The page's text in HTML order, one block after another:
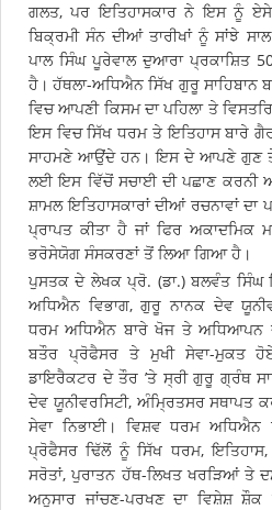
ਗਲਤ, ਪਰ ਇਤਿਹਾਸਕਾਰ ਨੇ ਇਸ ਨੂੰ
ਬਿਕ੍ਰਮੀ ਸੰਨ ਦੀਆਂ ਤਾਰੀਖਾਂ ਨੂੰ ਸਾਂਝੇ
ਪਾਲ ਸਿੰਘ ਪੂਰੇਵਾਲ ਦੁਆਰਾ ਪ੍ਰਕਾਸ਼ਿਤ
ਹੈ। ਹੱਥਲਾ-ਅਧਿਐਨ ਸਿੱਖ ਗੁਰੂ ਸਾਹਿਬਾਨ
ਵਿਚ ਆਪਣੀ ਕਿਸਮ ਦਾ ਪਹਿਲਾ ਤੇ
ਇਸ ਵਿਚ ਸਿੱਖ ਧਰਮ ਤੇ ਇਤਿਹਾਸ ਬਾਰੇ
ਸਾਹਮਣੇ ਆਉਂਦੇ ਹਨ। ਇਸ ਦੇ ਆਪਣੇ ਗੁਣ
ਲਈ ਇਸ ਵਿੱਚੋਂ ਸਚਾਈ ਦੀ ਪਛਾਣ ਕਰਨੀ
ਸ਼ਾਮਲ ਇਤਿਹਾਸਕਾਰਾਂ ਦੀਆਂ ਰਚਨਾਵਾਂ
ਪ੍ਰਾਪਤ ਕੀਤਾ ਹੈ ਜਾਂ ਫਿਰ ਅਕਾਦਮਿਕ
ਭਰੋਸੇਯੋਗ ਸੰਸਕਰਣਾਂ ਤੋਂ ਲਿਆ ਗਿਆ ਹੈ।
ਪੁਸਤਕ ਦੇ ਲੇਖਕ ਪ੍ਰੋ. (ਡਾ.) ਬਲਵੰਤ ਸਿੰਘ
ਅਧਿਐਨ ਵਿਭਾਗ, ਗੁਰੂ ਨਾਨਕ ਦੇਵ
ਧਰਮ ਅਧਿਐਨ ਬਾਰੇ ਖੋਜ ਤੇ ਅਧਿਆਪਨ
ਬਤੌਰ ਪ੍ਰੋਫੈਸਰ ਤੇ ਮੁਖੀ ਸੇਵਾ-ਮੁਕਤ
ਡਾਇਰੈਕਟਰ ਦੇ ਤੌਰ ’ਤੇ ਸ੍ਰੀ ਗੁਰੂ ਗ੍ਰੰਥ
ਦੇਵ ਯੂਨੀਵਰਸਿਟੀ, ਅੰਮਿ੍ਰਤਸਰ ਸਥਾਪਤ
ਸੇਵਾ ਨਿਭਾਈ। ਵਿਸ਼ਵ ਧਰਮ ਅਧਿਐਨ
ਪ੍ਰੋਫੈਸਰ ਢਿੱਲੋਂ ਨੂੰ ਸਿੱਖ ਧਰਮ,
ਸਰੋਤਾਂ, ਪੁਰਾਤਨ ਹੱਥ-ਲਿਖਤ ਖਰੜਿਆਂ ਤੇ
ਅਨੁਸਾਰ ਜਾਂਚਣ-ਪਰਖਣ ਦਾ ਵਿਸ਼ੇਸ਼